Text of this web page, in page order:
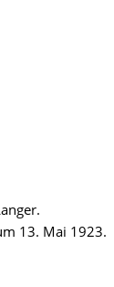
13. Mai 1923.